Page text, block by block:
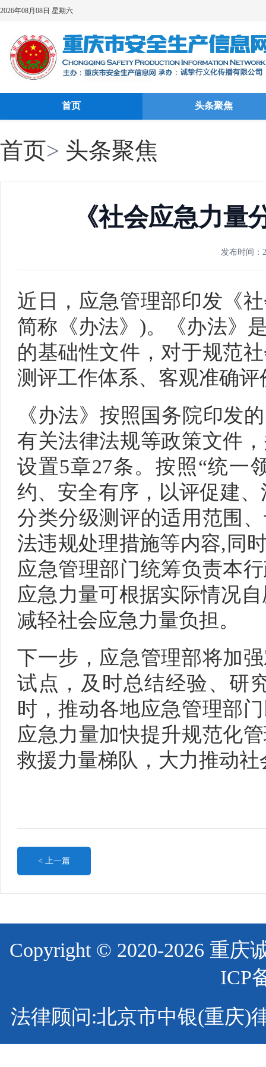
2026年08月08日 星期六
首页 头条聚焦
首页> 头条聚焦
《社会应急力
发布时间：
近日，应急管理部印发《
简称《办法》)。《办法》
的基础性文件，对于规范
测评工作体系、客观准确
《办法》按照国务院印发
有关法律法规等政策文件
设置5章27条。按照“统一
约、安全有序，以评促建
分类分级测评的适用范围
法违规处理措施等内容,同
应急管理部门统筹负责本
应急力量可根据实际情况
减轻社会应急力量负担。
下一步，应急管理部将加
试点，及时总结经验、研
时，推动各地应急管理部
应急力量加快提升规范化
救援力量梯队，大力推动
< 上一篇
Copyright © 2020-2026 重
ICP
法律顾问:北京市中银(重庆)